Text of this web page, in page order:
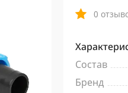
0
Состав
Бренд